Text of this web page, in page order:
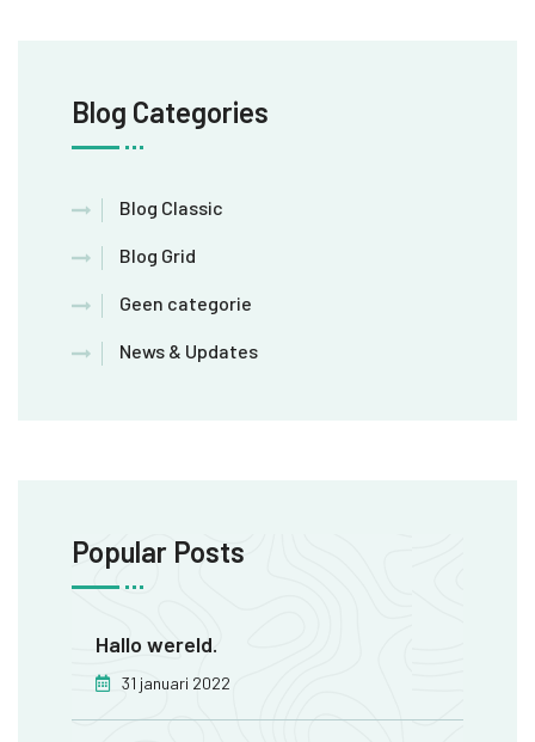
Blog Categories
Blog Classic
Blog Grid
Geen categorie
News & Updates
Popular Posts
Hallo wereld.
31 januari 2022